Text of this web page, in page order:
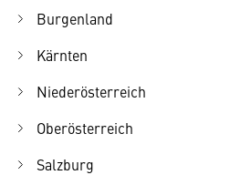
Burgenland
Kärnten
Niederösterreich
Oberösterreich
Salzburg